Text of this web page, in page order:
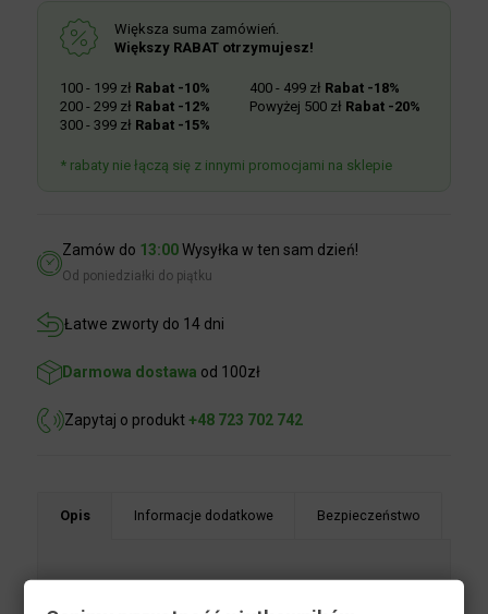
Większa suma zamówień.
Większy RABAT otrzymujesz!
100 - 199 zł Rabat -10%
200 - 299 zł Rabat -12%
300 - 399 zł Rabat -15%
400 - 499 zł Rabat -18%
Powyżej 500 zł Rabat -20%
* rabaty nie łączą się z innymi promocjami na sklepie
Zamów do 13:00Wysyłka w ten sam dzień!
Od poniedziałki do piątku
Łatwe zworty do 14 dni
Darmowa dostawa od 100zł
Zapytaj o produkt+48 723 702 742
Opis Informacje dodatkowe Bezpieczeństwo